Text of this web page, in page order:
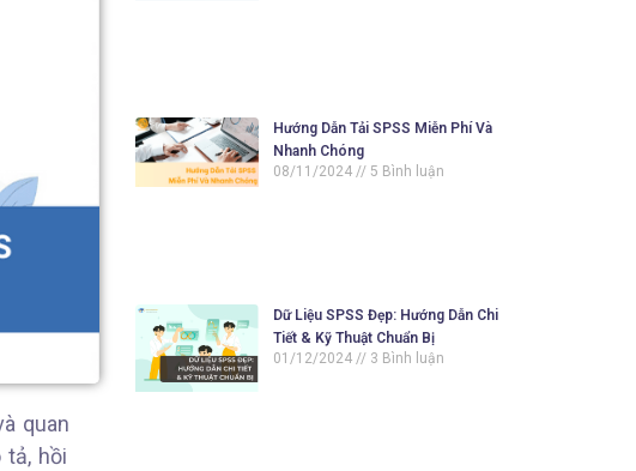
quan
hồi
Hướng Dẫn Tải SPSS Miễn Phí Và
Nhanh Chóng
08/11/2024
5 Bình luận
Dữ Liệu SPSS Đẹp: Hướng Dẫn Chi
Tiết & Kỹ Thuật Chuẩn Bị
01/12/2024
3 Bình luận